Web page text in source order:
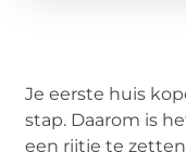
Je eerste huis
stap. Daarom is
een rijtje te